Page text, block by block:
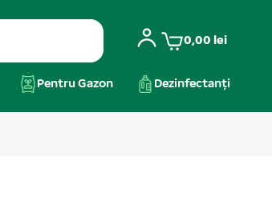
0,00 lei
Pentru Gazon Dezinfectanți